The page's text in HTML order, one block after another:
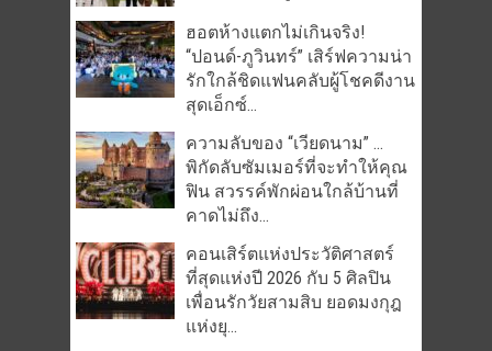
ฮอตห้างแตกไม่เกินจริง!
“ปอนด์-ภูวินทร์” เสิร์ฟความน่า
รักใกล้ชิดแฟนคลับผู้โชคดีงาน
สุดเอ็กซ์...
ความลับของ “เวียดนาม” …
พิกัดลับซัมเมอร์ที่จะทำให้คุณ
ฟิน สวรรค์พักผ่อนใกล้บ้านที่
คาดไม่ถึง...
คอนเสิร์ตแห่งประวัติศาสตร์
ที่สุดแห่งปี 2026 กับ 5 ศิลปิน
เพื่อนรักวัยสามสิบ ยอดมงกุฎ
แห่งยุ...